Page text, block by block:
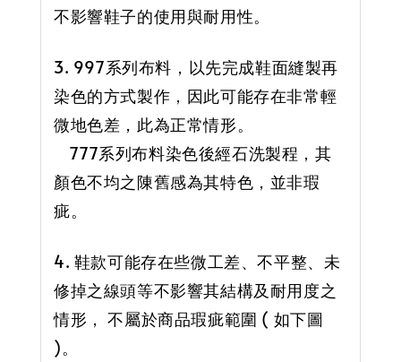
不影響鞋子的使用與耐用性。
3. 997系列布料，以先完成鞋面縫製再
染色的方式製作，因此可能存在非常輕
微地色差，此為正常情形。
777系列布料染色後經石洗製程，其
顏色不均之陳舊感為其特色，並非瑕
疵。
4. 鞋款可能存在些微工差、不平整、未
修掉之線頭等不影響其結構及耐用度之
情形， 不屬於商品瑕疵範圍 ( 如下圖
)。